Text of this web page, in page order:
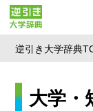
逆引き大学辞典
大学・